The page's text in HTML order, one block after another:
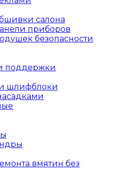
салона
приборов
безопасности
поддержки
шлифблоки
вмятин без